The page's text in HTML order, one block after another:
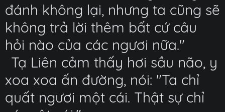
đánh không lại, nhưng ta cũng sẽ
không trả lời thêm bất cứ câu
hỏi nào của các ngươi nữa."
Tạ Liên cảm thấy hơi sầu não, y
xoa xoa ấn đường, nói: "Ta chỉ
quất ngươi một cái. Thật sự chỉ